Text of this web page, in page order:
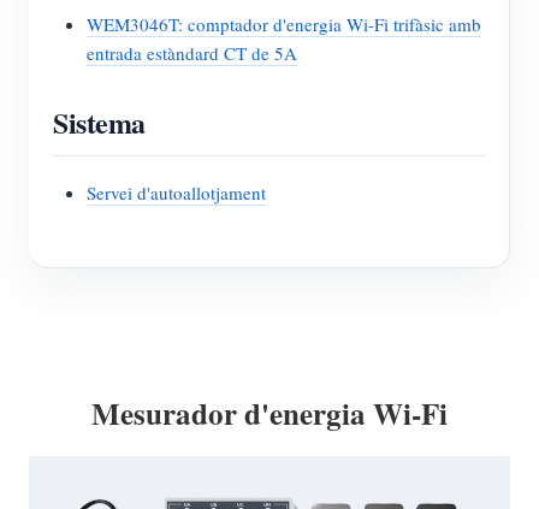
WEM3046T: comptador d'energia Wi-Fi trifàsic amb
entrada estàndard CT de 5A
Sistema
Servei d'autoallotjament
Mesurador d'energia Wi-Fi